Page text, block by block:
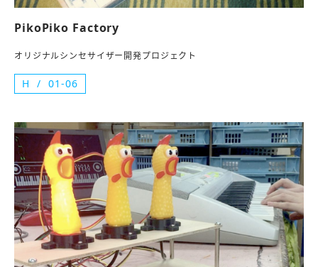
PikoPiko Factory
オリジナルシンセサイザー開発プロジェクト
H 01-06